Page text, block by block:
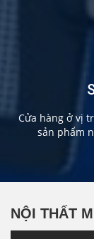
Cửa hàng ở vị
sản phẩm
NỘI THẤT